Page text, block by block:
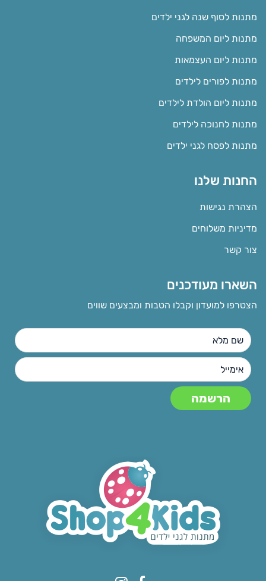
מתנות לסוף שנה לגני ילדים
מתנות ליום המשפחה
מתנות ליום העצמאות
מתנות לפורים לילדים
מתנות ליום הולדת לילדים
מתנות לחנוכה לילדים
מתנות לפסח לגני ילדים
החנות שלנו
הצהרת נגישות
מדיניות משלוחים
צור קשר
השארו מעודכנים
הצטרפו למועדון וקבלו הטבות ומבצעים שווים